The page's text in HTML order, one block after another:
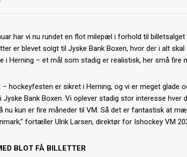
har vi nu rundet en flot milepæl i forhold til
er blevet solgt til Jyske Bank Boxen, hvor der i alt
i Herning – et mål som stadig er realistisk, her små fire
hockeyfesten er sikret i Herning, og vi er meget glade
Jyske Bank Boxen. Vi oplever stadig stor interesse
nu kun er fire måneder til VM. Så det er fantastisk at
fortæller Ulrik Larsen, direktør for Ishockey VM
BLOT FÅ BILLETTER